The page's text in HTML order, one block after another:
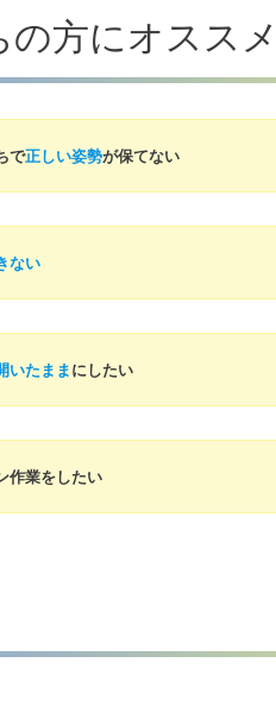
方にオススメ
で正しい姿勢が保てない
ない
いたままにしたい
作業をしたい